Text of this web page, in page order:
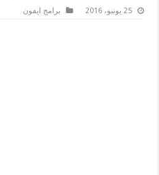
25 يونيو، 2016 برامج ايفون